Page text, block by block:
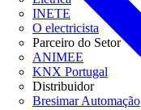
INETE
O electricista
Parceiro do Setor
ANIMEE
KNX Portugal
Distribuidor
Bresimar Automação